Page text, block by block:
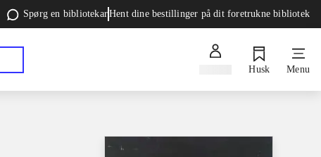
Spørg en bibliotekarHent dine bestillinger på dit foretrukne bibliotek
Husk Menu